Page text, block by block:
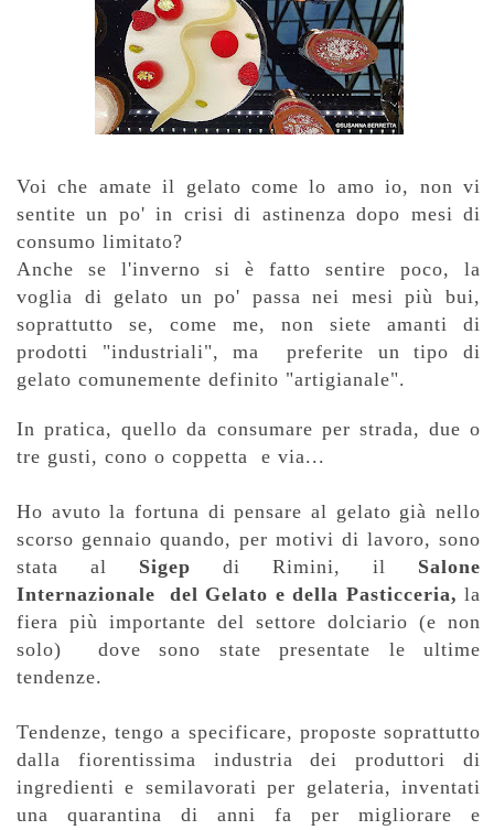
Voi che amate il gelato come lo amo io, non vi
sentite un po' in crisi di astinenza dopo mesi di
consumo limitato?
Anche se l'inverno si è fatto sentire poco, la
voglia di gelato un po' passa nei mesi più bui,
soprattutto se, come me, non siete amanti di
prodotti "industriali", ma preferite un tipo di
gelato comunemente definito "artigianale".
In pratica, quello da consumare per strada, due o
tre gusti, cono o coppetta e via...
Ho avuto la fortuna di pensare al gelato già nello
scorso gennaio quando, per motivi di lavoro, sono
stata al Sigep di Rimini, il Salone
Internazionale del Gelato e della Pasticceria, la
fiera più importante del settore dolciario (e non
solo) dove sono state presentate le ultime
tendenze.
Tendenze, tengo a specificare, proposte soprattutto
dalla fiorentissima industria dei produttori di
ingredienti e semilavorati per gelateria, inventati
una quarantina di anni fa per migliorare e